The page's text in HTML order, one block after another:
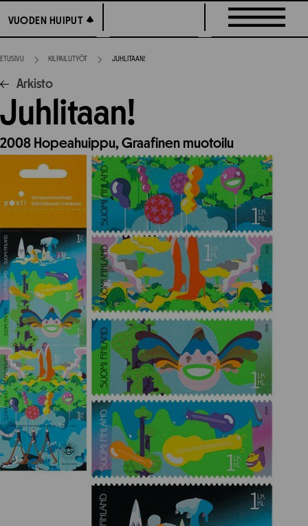
suoraan
sisältöön
VUODEN HUIPUT
VUODEN HUIPUT
ETUSIVU KILPAILUTYÖT JUHLITAAN!
Arkisto
Juhlitaan!
2008 Hopeahuippu, Graafinen muotoilu